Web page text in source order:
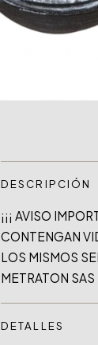
DESCRIPCIÓN
¡¡¡ AVISO
CONTENGAN
LOS MISMOS
DETALLES